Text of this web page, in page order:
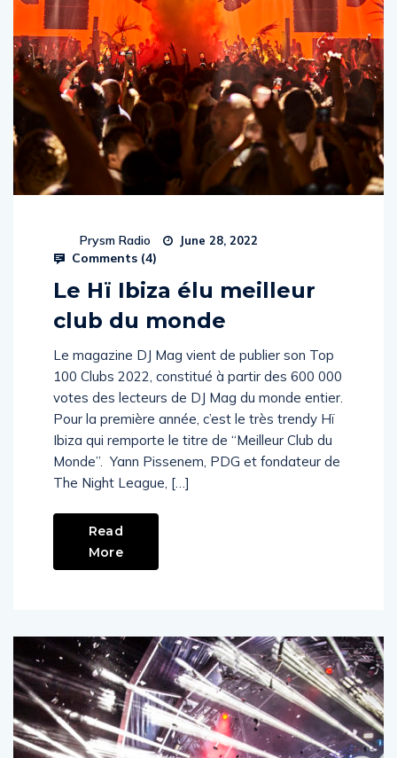
Prysm Radio June 28, 2022
Comments (4)
Le Hï Ibiza élu meilleur
club du monde
Le magazine DJ Mag vient de publier son Top
100 Clubs 2022, constitué à partir des 600 000
votes des lecteurs de DJ Mag du monde entier.
Pour la première année, c’est le très trendy Hï
Ibiza qui remporte le titre de “Meilleur Club du
Monde”. Yann Pissenem, PDG et fondateur de
The Night League, […]
Read
More